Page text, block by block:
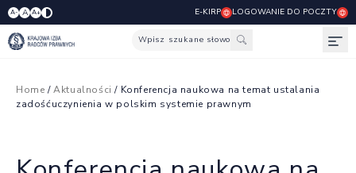
A- A A+ E-KIRP LOGOWANIE DO POCZTY
Wpisz szukane słowo
Home /Aktualności / Konferencja naukowa na temat ustalania
zadośćuczynienia w polskim systemie prawnym